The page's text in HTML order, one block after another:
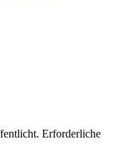
Erforderliche